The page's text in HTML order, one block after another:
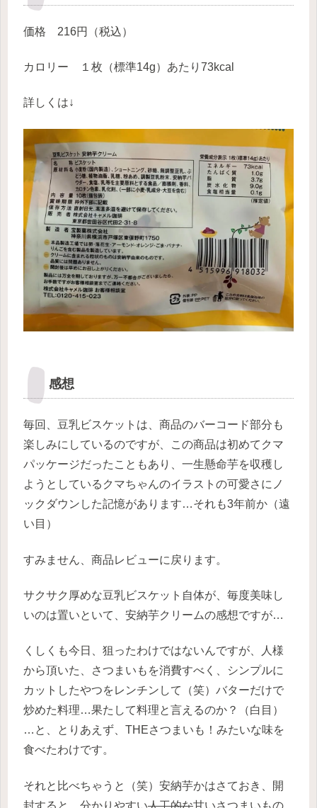
価格 216円（税込）
カロリー １枚（標準14g）あたり73kcal
詳しくは↓
感想
毎回、豆乳ビスケットは、商品のバーコード部分も
楽しみにしているのですが、この商品は初めてクマ
パッケージだったこともあり、一生懸命芋を収穫し
ようとしているクマちゃんのイラストの可愛さにノ
ックダウンした記憶があります…それも3年前か（遠
い目）
すみません、商品レビューに戻ります。
サクサク厚めな豆乳ビスケット自体が、毎度美味し
いのは置いといて、安納芋クリームの感想ですが…
くしくも今日、狙ったわけではないんですが、人様
から頂いた、さつまいもを消費すべく、シンプルに
カットしたやつをレンチンして（笑）バターだけで
炒めた料理…果たして料理と言えるのか？（白目）
…と、とりあえず、THEさつまいも！みたいな味を
食べたわけです。
それと比べちゃうと（笑）安納芋かはさておき、開
封すると、分かりやすい人工的な甘いさつまいもの